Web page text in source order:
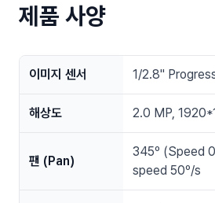
제품 사양
이미지 센서 1/2.8"
해상도 2.0 MP,
팬 (Pan)
345º (Speed
speed 50º/s